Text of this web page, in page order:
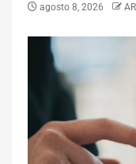
agosto 8, 2026